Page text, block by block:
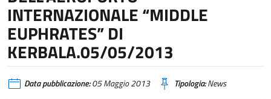
INTERNAZIONALE “MIDDLE
EUPHRATES” DI
KERBALA.05/05/2013
Data pubblicazione:05 Maggio 2013 Tipologia:News